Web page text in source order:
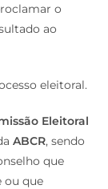
o
ao
eleitoral.
Eleitoral
ABCR, sendo
que
ou que